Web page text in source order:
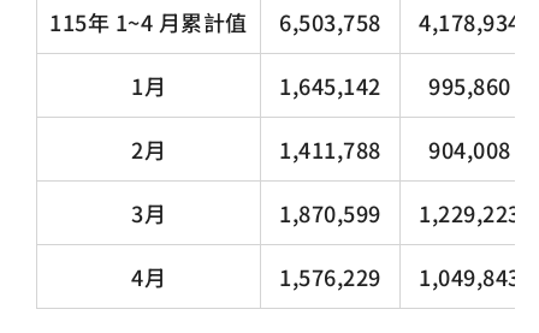
115年 1~4 月累計值 6,503,758 4,178,934
1月 1,645,142 995,860
2月 1,411,788 904,008
3月 1,870,599 1,229,223
4月 1,576,229 1,049,843